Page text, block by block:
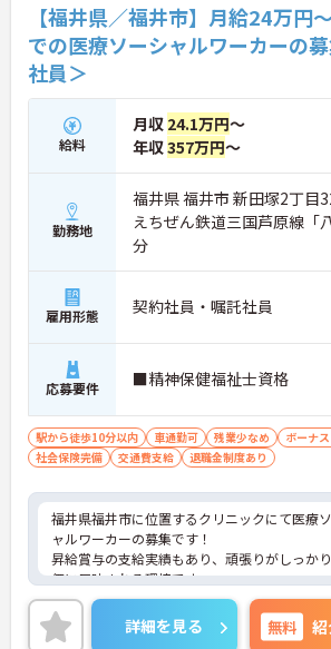
【福井県／福井市】月給24万円
での医療ソーシャルワーカーの
社員＞
給料
月収 24.1万円～
年収357万円～
勤務地
福井県 福井市 新田塚2丁目
えちぜん鉄道三国芦原線「
分
雇用形態 契約社員・嘱託社員
応募要件 ■精神保健福祉士資格
駅から徒歩10分以内 車通勤可 残業少なめ
ボーナ
社会保険完備
交通費支給 退職金制度あり
福井県福井市に位置するクリニックにて医療
ャルワーカーの募集です！
昇給賞与の支給実績もあり、頑張りがしっか
価に反映される環境です。
ご興味ある方には、面接対策ポイントなど、
詳細をお話しいたしますのでお気軽にご相談く
い！
詳細を見る 無料 紹